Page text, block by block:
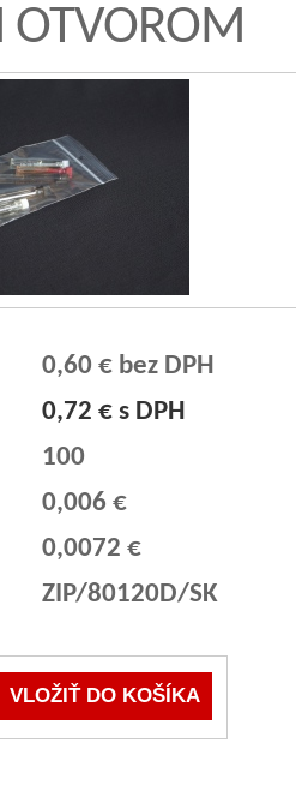
OTVOROM
0,60 € bez DPH
0,72 € s DPH
100
0,006 €
0,0072 €
ZIP/80120D/SK